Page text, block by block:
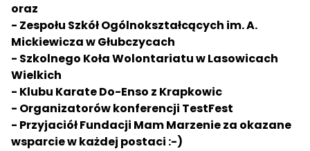
oraz
- Zespołu Szkół Ogólnokształcących im. A.
Mickiewicza w Głubczycach
- Szkolnego Koła Wolontariatu w Lasowicach
Wielkich
- Klubu Karate Do-Enso z Krapkowic
- Organizatorów konferencji TestFest
- Przyjaciół Fundacji Mam Marzenie za okazane
wsparcie w każdej postaci :-)